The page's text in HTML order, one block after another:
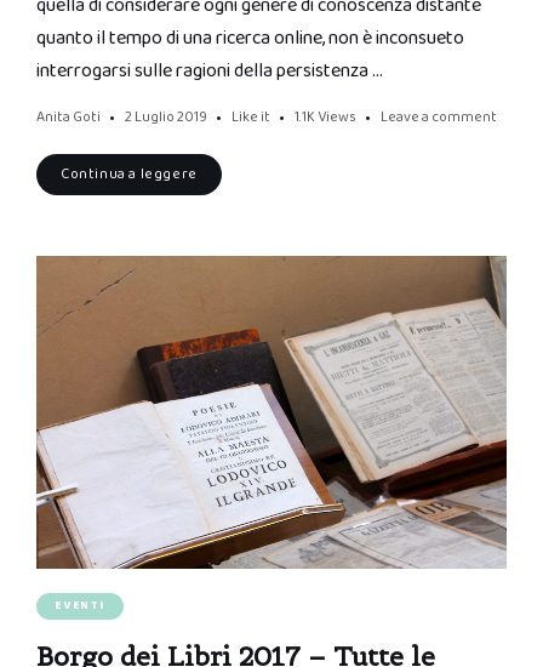
quanto il tempo di una ricerca online, non è inconsueto
interrogarsi sulle ragioni della persistenza …
Anita Goti 2 Luglio 2019 Like it 1.1K Views Leave a comment
Continua a leggere
EVENTI
Borgo dei Libri 2017 – Tutte le